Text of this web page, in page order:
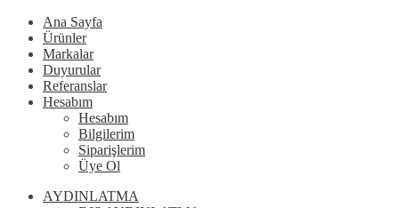
Ana Sayfa
Ürünler
Markalar
Duyurular
Referanslar
Hesabım
Hesabım
Bilgilerim
Siparişlerim
Üye Ol
AYDINLATMA